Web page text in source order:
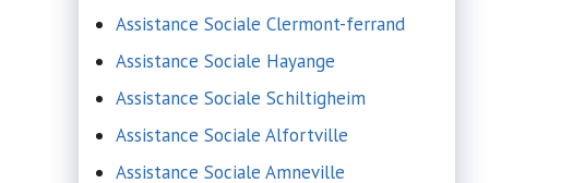
Assistance Sociale Clermont-ferrand
Assistance Sociale Hayange
Assistance Sociale Schiltigheim
Assistance Sociale Alfortville
Assistance Sociale Amneville